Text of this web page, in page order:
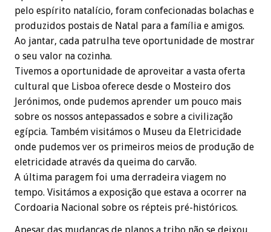
pelo espírito natalício, foram confecionadas bolachas e
produzidos postais de Natal para a família e amigos.
Ao jantar, cada patrulha teve oportunidade de mostrar
o seu valor na cozinha.
Tivemos a oportunidade de aproveitar a vasta oferta
cultural que Lisboa oferece desde o Mosteiro dos
Jerónimos, onde pudemos aprender um pouco mais
sobre os nossos antepassados e sobre a civilização
egípcia. Também visitámos o Museu da Eletricidade
onde pudemos ver os primeiros meios de produção de
eletricidade através da queima do carvão.
A última paragem foi uma derradeira viagem no
tempo. Visitámos a exposição que estava a ocorrer na
Cordoaria Nacional sobre os répteis pré-históricos.